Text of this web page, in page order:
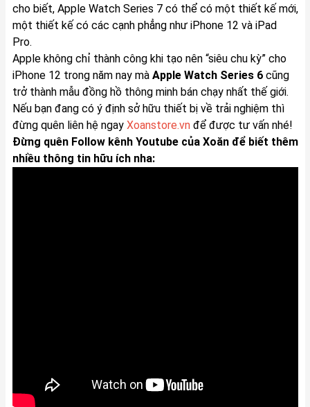
cho biết, Apple Watch Series 7 có thể có một thiết kế mới,
một thiết kế có các cạnh phẳng như iPhone 12 và iPad
Pro.
Apple không chỉ thành công khi tạo nên “siêu chu kỳ” cho
iPhone 12 trong năm nay mà Apple Watch Series 6cũng
trở thành mẫu đồng hồ thông minh bán chạy nhất thế giới.
Nếu bạn đang có ý định sở hữu thiết bị về trải nghiệm thì
đừng quên liên hệ ngay Xoanstore.vnđể được tư vấn nhé!
Đừng quên Follow kênh Youtube của Xoăn để biết thêm
nhiều thông tin hữu ích nha: